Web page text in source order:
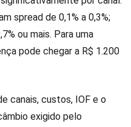
spread de 0,1% a 0,3%;
ou mais. Para uma
pode chegar a R$ 1.200
canais, custos, IOF e o
exigido pelo